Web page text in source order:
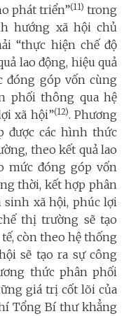
phát triển”(11) trong
hướng xã hội chủ
“thực hiện chế độ
lao động, hiệu quả
đóng góp vốn cùng
phối thông qua hệ
xã hội”(12). Phương
được các hình thức
theo kết quả lao
mức đóng góp vốn
thời, kết hợp phân
xã hội, phúc lợi
thị trường sẽ tạo
còn theo hệ thống
sẽ tạo ra sự công
thức phân phối
giá trị cốt lõi của
Tổng Bí thư khẳng